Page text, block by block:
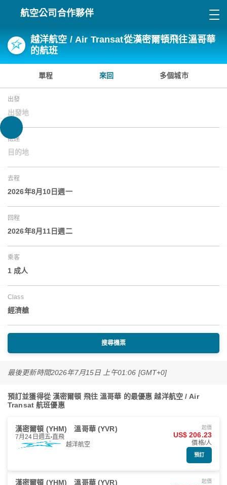
航空公司合作夥伴
越洋航空 / Air Transat從漢密爾頓飛往溫哥華
的航班
單程 來回 多個城市
出發
出發地
抵達
目的地
去程
2026年8月10日週一
回程
2026年8月11日週二
乘客
1 成人
Class
經濟艙
搜尋機票
最後更新時間2026年7月15日 上午01:06 [GMT+0]
預訂並獲得從 漢密爾頓 飛往 溫哥華 的最優惠 越洋航空 / Air
Transat 航班優惠
漢密爾頓 (YHM) 溫哥華 (YVR)
7月24日週五 直飛
越洋航空
起價
US$ 206.23
價格/人
預訂
漢密爾頓 (YHM) 溫哥華 (YVR) 起價